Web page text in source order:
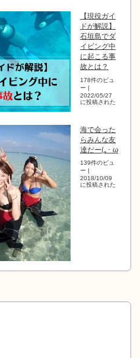
【現役ガイ
ドが解説】
石垣島でダ
イビング中
に起こる事
故とは？
178件のビュ
ー |
2022/05/27
に投稿された
海で会った
らみんな友
達だー(｡･ ω
139件のビュ
ー
2018/10/09
に投稿された